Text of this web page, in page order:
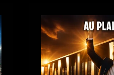
sans
bullshit